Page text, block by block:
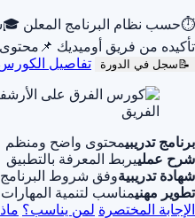
⏱حسب نظام البرنامج المعلن 🎓
تأكيده من فريق أوميديك 📌
📝 سجل في الدورة تفاصيل
برنامج تدريبيمحتوى واضح ومنظم
شرح عملييربط المعرفة بالتطبيق
شهادة تدريبيةوفق شروط البرنامج
تطوير مهنيمناسب لتنمية المهارات
الإجابة المختصرة لمن يناسب؟